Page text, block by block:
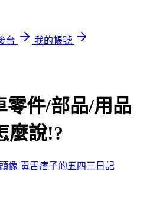
台
我的帳號
零件/部品/用品
麼說!?
毒舌痞子的五四三日記